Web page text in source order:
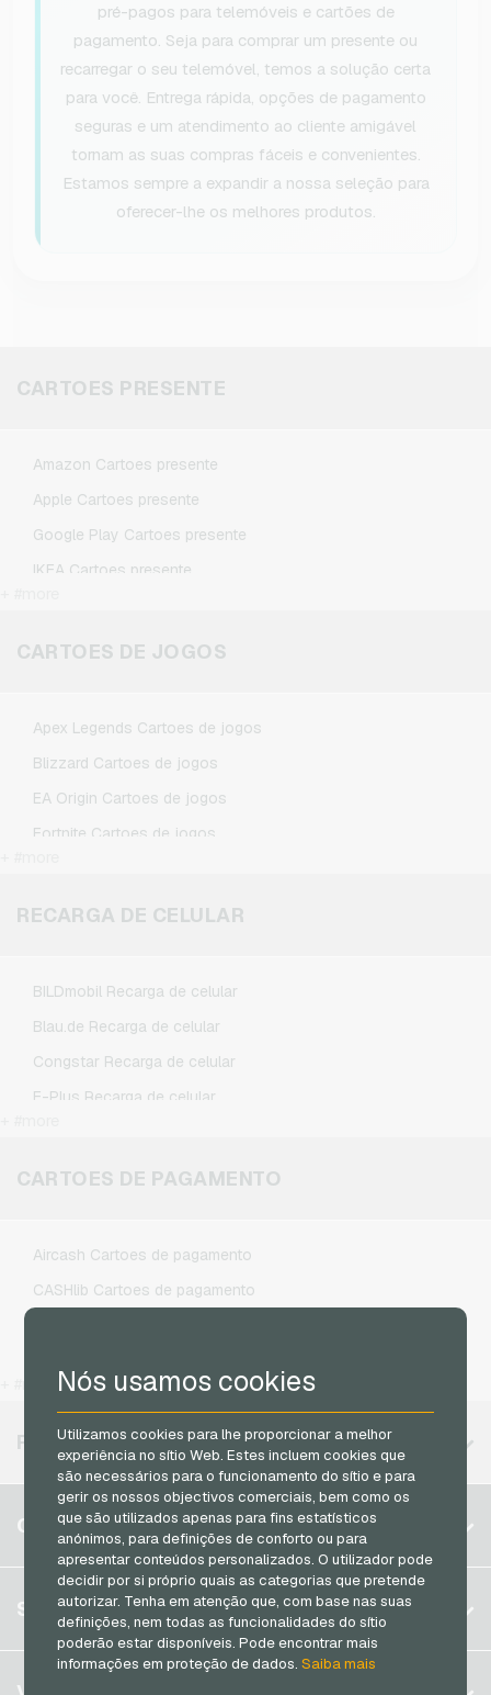
Nós usamos cookies
Utilizamos cookies para lhe proporcionar a melhor
experiência no sítio Web. Estes incluem cookies que
são necessários para o funcionamento do sítio e para
gerir os nossos objectivos comerciais, bem como os
que são utilizados apenas para fins estatísticos
anónimos, para definições de conforto ou para
apresentar conteúdos personalizados. O utilizador pode
decidir por si próprio quais as categorias que pretende
autorizar. Tenha em atenção que, com base nas suas
definições, nem todas as funcionalidades do sítio
poderão estar disponíveis. Pode encontrar mais
informações em proteção de dados.Saiba mais
pré-pagos para telemóveis e cartões de
pagamento. Seja para comprar um presente ou
recarregar o seu telemóvel, temos a solução certa
para você. Entrega rápida, opções de pagamento
seguras e um atendimento ao cliente amigável
tornam as suas compras fáceis e convenientes.
Estamos sempre a expandir a nossa seleção para
oferecer-lhe os melhores produtos.
CARTOES PRESENTE
Amazon Cartoes presente
Apple Cartoes presente
Google Play Cartoes presente
IKEA Cartoes presente
Microsoft Cartoes presente
CARTOES DE JOGOS
Apex Legends Cartoes de jogos
Blizzard Cartoes de jogos
EA Origin Cartoes de jogos
Fortnite Cartoes de jogos
Minecraft Cartoes de jogos
Xbox Live Cartoes de jogos
RECARGA DE CELULAR
BILDmobil Recarga de celular
Blau.de Recarga de celular
Congstar Recarga de celular
E-Plus Recarga de celular
Klarmobil Recarga de celular
Otelo Recarga de celular
T-Mobile Recarga de celular
Vodafone Recarga de celular
CARTOES DE PAGAMENTO
Aircash Cartoes de pagamento
CASHlib Cartoes de pagamento
MuchBetter Cartoes de pagamento
Neosurf Cartoes de pagamento
PCS Cartoes de pagamento
Razer Gold Cartoes de pagamento
Transcash Cartoes de pagamento
REGIÕES DISPONÍVEIS
Bélgica
Alemanha (DE)
Alemanha (EN)
França
CONTA
Registrar
Log in
Meu carrinho
SERVIÇO
FAQ